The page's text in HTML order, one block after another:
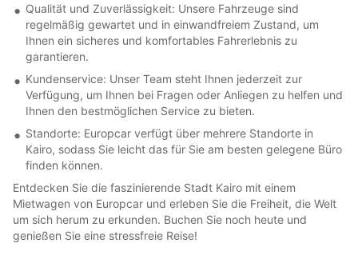
Qualität und Zuverlässigkeit: Unsere Fahrzeuge sind
regelmäßig gewartet und in einwandfreiem Zustand, um
Ihnen ein sicheres und komfortables Fahrerlebnis zu
garantieren.
Kundenservice: Unser Team steht Ihnen jederzeit zur
Verfügung, um Ihnen bei Fragen oder Anliegen zu helfen und
Ihnen den bestmöglichen Service zu bieten.
Standorte: Europcar verfügt über mehrere Standorte in
Kairo, sodass Sie leicht das für Sie am besten gelegene Büro
finden können.
Entdecken Sie die faszinierende Stadt Kairo mit einem
Mietwagen von Europcar und erleben Sie die Freiheit, die Welt
um sich herum zu erkunden. Buchen Sie noch heute und
genießen Sie eine stressfreie Reise!